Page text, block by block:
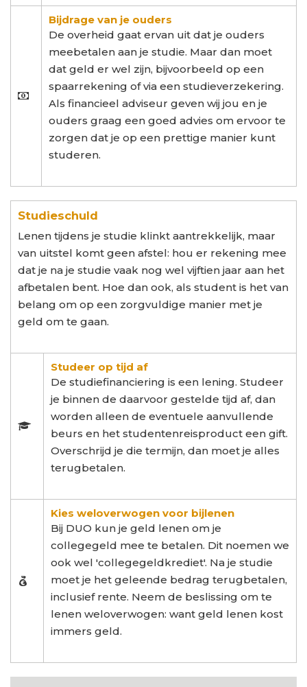
Bijdrage van je ouders
De overheid gaat ervan uit dat je ouders
meebetalen aan je studie. Maar dan moet
dat geld er wel zijn, bijvoorbeeld op een
spaarrekening of via een studieverzekering.
Als financieel adviseur geven wij jou en je
ouders graag een goed advies om ervoor te
zorgen dat je op een prettige manier kunt
studeren.
Studieschuld
Lenen tijdens je studie klinkt aantrekkelijk, maar
van uitstel komt geen afstel: hou er rekening mee
dat je na je studie vaak nog wel vijftien jaar aan het
afbetalen bent. Hoe dan ook, als student is het van
belang om op een zorgvuldige manier met je
geld om te gaan.
Studeer op tijd af
De studiefinanciering is een lening. Studeer
je binnen de daarvoor gestelde tijd af, dan
worden alleen de eventuele aanvullende
beurs en het studentenreisproduct een gift.
Overschrijd je die termijn, dan moet je alles
terugbetalen.
Kies weloverwogen voor bijlenen
Bij DUO kun je geld lenen om je
collegegeld mee te betalen. Dit noemen we
ook wel 'collegegeldkrediet'. Na je studie
moet je het geleende bedrag terugbetalen,
inclusief rente. Neem de beslissing om te
lenen weloverwogen: want geld lenen kost
immers geld.